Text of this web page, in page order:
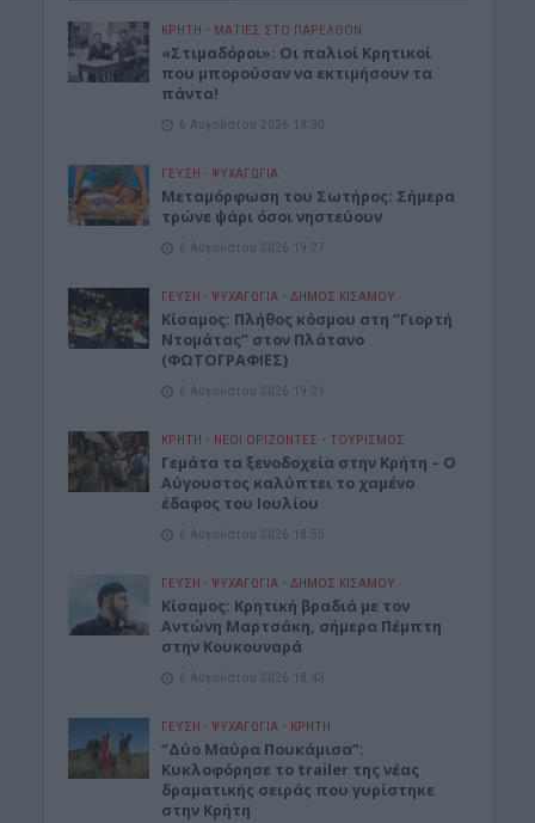
ΚΡΗΤΗ • ΜΑΤΙΕΣ ΣΤΟ ΠΑΡΕΛΘΟΝ
«Στιμαδόροι»: Οι παλιοί Κρητικοί
που μπορούσαν να εκτιμήσουν τα
πάντα!
6 Αυγούστου 2026 19:30
ΓΕΎΣΗ - ΨΥΧΑΓΩΓΊΑ
Μεταμόρφωση του Σωτήρος: Σήμερα
τρώνε ψάρι όσοι νηστεύουν
6 Αυγούστου 2026 19:27
ΓΕΎΣΗ - ΨΥΧΑΓΩΓΊΑ • ΔΉΜΟΣ ΚΙΣΆΜΟΥ
Κίσαμος: Πλήθος κόσμου στη “Γιορτή
Ντομάτας” στον Πλάτανο
(ΦΩΤΟΓΡΑΦΙΕΣ)
6 Αυγούστου 2026 19:21
ΚΡΗΤΗ • ΝΕΟΙ ΟΡΙΖΟΝΤΕΣ • ΤΟΥΡΙΣΜΟΣ
Γεμάτα τα ξενοδοχεία στην Κρήτη – Ο
Αύγουστος καλύπτει το χαμένο
έδαφος του Ιουλίου
6 Αυγούστου 2026 18:55
ΓΕΎΣΗ - ΨΥΧΑΓΩΓΊΑ • ΔΉΜΟΣ ΚΙΣΆΜΟΥ
Kίσαμος: Κρητική βραδιά με τον
Αντώνη Μαρτσάκη, σήμερα Πέμπτη
στην Κουκουναρά
6 Αυγούστου 2026 18:43
ΓΕΎΣΗ - ΨΥΧΑΓΩΓΊΑ • ΚΡΗΤΗ
“Δύο Μαύρα Πουκάμισα”:
Κυκλοφόρησε το trailer της νέας
δραματικής σειράς που γυρίστηκε
στην Κρήτη